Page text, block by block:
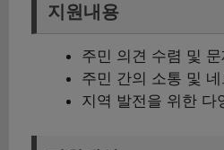
지원내용
주민 의견 수렴 및
주민 간의 소통 및
지역 발전을 위한 다